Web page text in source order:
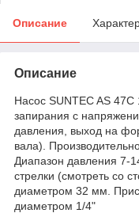
Описание
Описание
Насос SUNTEC AS
запирания с
давления, выход на
вала).
Диапазон давления 7-
стрелки (смотреть со
диаметром 32 мм.
диаметром 1/4"